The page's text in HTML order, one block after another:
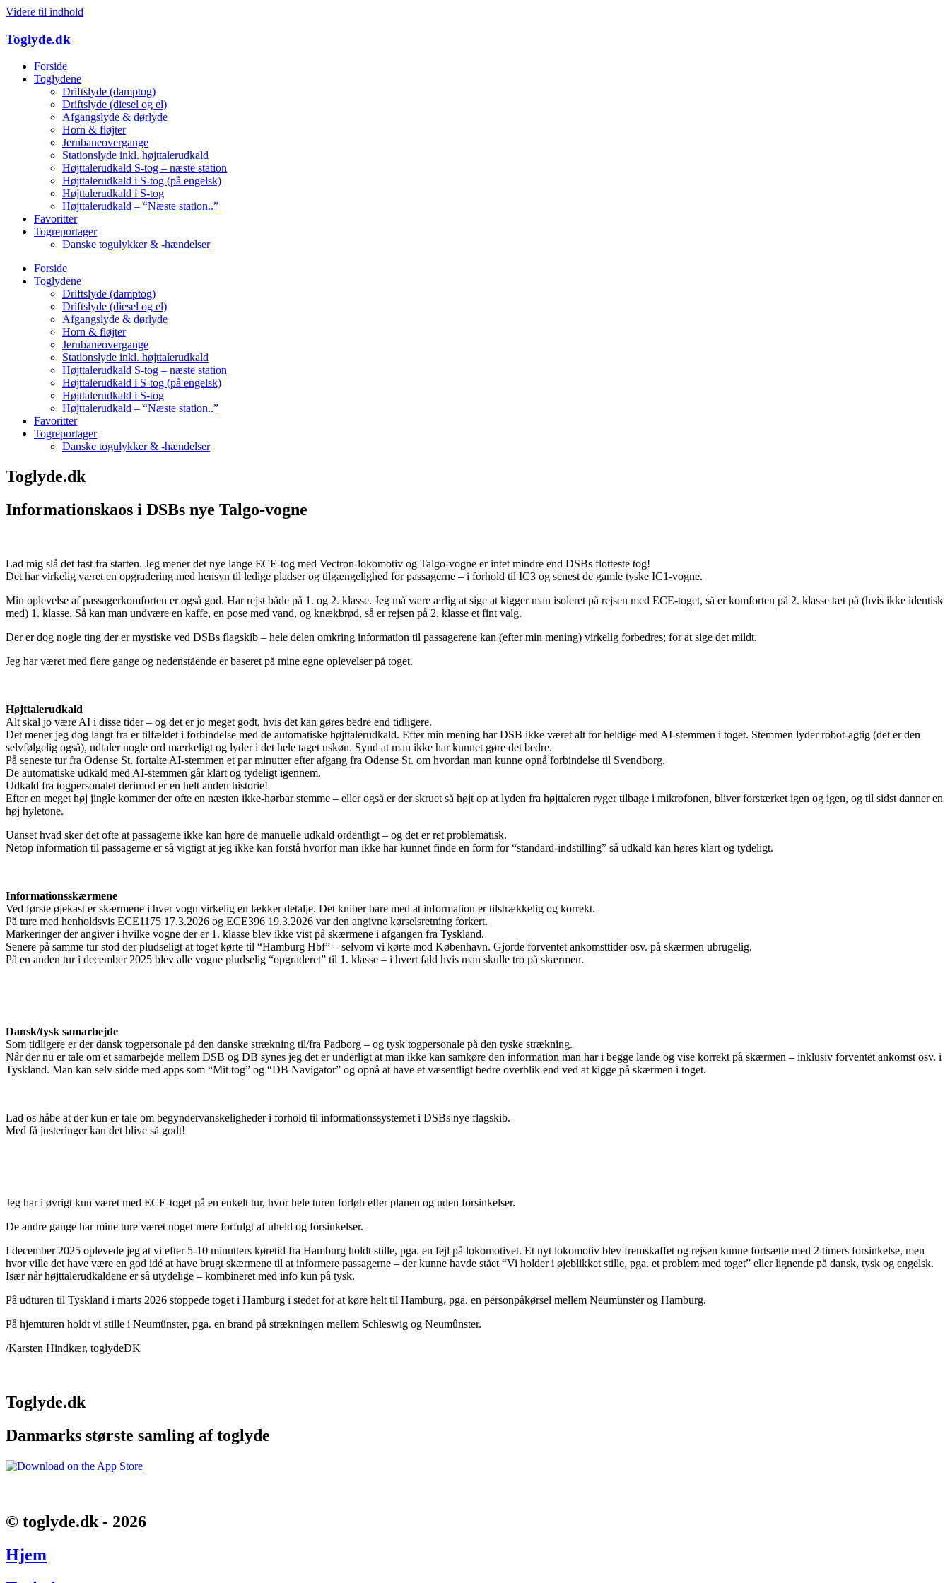
Videre til indhold
Toglyde.dk
Forside
Toglydene
Driftslyde (damptog)
Driftslyde (diesel og el)
Afgangslyde & dørlyde
Horn & fløjter
Jernbaneovergange
Stationslyde inkl. højttalerudkald
Højttalerudkald S-tog – næste station
Højttalerudkald i S-tog (på engelsk)
Højttalerudkald i S-tog
Højttalerudkald – “Næste station..”
Favoritter
Togreportager
Danske togulykker & -hændelser
Forside
Toglydene
Driftslyde (damptog)
Driftslyde (diesel og el)
Afgangslyde & dørlyde
Horn & fløjter
Jernbaneovergange
Stationslyde inkl. højttalerudkald
Højttalerudkald S-tog – næste station
Højttalerudkald i S-tog (på engelsk)
Højttalerudkald i S-tog
Højttalerudkald – “Næste station..”
Favoritter
Togreportager
Danske togulykker & -hændelser
Toglyde.dk
Informationskaos i DSBs nye Talgo-vogne
Lad mig slå det fast fra starten. Jeg mener det nye lange ECE-tog med Vectron-lokomotiv og Talgo-vogne er intet mindre end DSBs flotteste tog!
Det har virkelig været en opgradering med hensyn til ledige pladser og tilgængelighed for passagerne – i forhold til IC3 og senest de gamle tyske IC1-vogne.
Min oplevelse af passagerkomforten er også god. Har rejst både på 1. og 2. klasse. Jeg må være ærlig at sige at kigger man isoleret på rejsen med ECE-toget, så er komforten på 2. klasse tæt på (hvis ikke identisk
med) 1. klasse. Så kan man undvære en kaffe, en pose med vand, og knækbrød, så er rejsen på 2. klasse et fint valg.
Der er dog nogle ting der er mystiske ved DSBs flagskib – hele delen omkring information til passagerene kan (efter min mening) virkelig forbedres; for at sige det mildt.
Jeg har været med flere gange og nedenstående er baseret på mine egne oplevelser på toget.
Højttalerudkald
Alt skal jo være AI i disse tider – og det er jo meget godt, hvis det kan gøres bedre end tidligere.
Det mener jeg dog langt fra er tilfældet i forbindelse med de automatiske højttalerudkald. Efter min mening har DSB ikke været alt for heldige med AI-stemmen i toget. Stemmen lyder robot-agtig (det er den
selvfølgelig også), udtaler nogle ord mærkeligt og lyder i det hele taget uskøn. Synd at man ikke har kunnet gøre det bedre.
På seneste tur fra Odense St. fortalte AI-stemmen et par minutterefter afgang fra Odense St. om hvordan man kunne opnå forbindelse til Svendborg.
De automatiske udkald med AI-stemmen går klart og tydeligt igennem.
Udkald fra togpersonalet derimod er en helt anden historie!
Efter en meget høj jingle kommer der ofte en næsten ikke-hørbar stemme – eller også er der skruet så højt op at lyden fra højttaleren ryger tilbage i mikrofonen, bliver forstærket igen og igen, og til sidst danner en
høj hyletone.
Uanset hvad sker det ofte at passagerne ikke kan høre de manuelle udkald ordentligt – og det er ret problematisk.
Netop information til passagerne er så vigtigt at jeg ikke kan forstå hvorfor man ikke har kunnet finde en form for “standard-indstilling” så udkald kan høres klart og tydeligt.
Informationsskærmene
Ved første øjekast er skærmene i hver vogn virkelig en lækker detalje. Det kniber bare med at information er tilstrækkelig og korrekt.
På ture med henholdsvis ECE1175 17.3.2026 og ECE396 19.3.2026 var den angivne kørselsretning forkert.
Markeringer der angiver i hvilke vogne der er 1. klasse blev ikke vist på skærmene i afgangen fra Tyskland.
Senere på samme tur stod der pludseligt at toget kørte til “Hamburg Hbf” – selvom vi kørte mod København. Gjorde forventet ankomsttider osv. på skærmen ubrugelig.
På en anden tur i december 2025 blev alle vogne pludselig “opgraderet” til 1. klasse – i hvert fald hvis man skulle tro på skærmen.
Dansk/tysk samarbejde
Som tidligere er der dansk togpersonale på den danske strækning til/fra Padborg – og tysk togpersonale på den tyske strækning.
Når der nu er tale om et samarbejde mellem DSB og DB synes jeg det er underligt at man ikke kan samkøre den information man har i begge lande og vise korrekt på skærmen – inklusiv forventet ankomst osv. i
Tyskland. Man kan selv sidde med apps som “Mit tog” og “DB Navigator” og opnå at have et væsentligt bedre overblik end ved at kigge på skærmen i toget.
Lad os håbe at der kun er tale om begyndervanskeligheder i forhold til informationssystemet i DSBs nye flagskib.
Med få justeringer kan det blive så godt!
Jeg har i øvrigt kun været med ECE-toget på en enkelt tur, hvor hele turen forløb efter planen og uden forsinkelser.
De andre gange har mine ture været noget mere forfulgt af uheld og forsinkelser.
I december 2025 oplevede jeg at vi efter 5-10 minutters køretid fra Hamburg holdt stille, pga. en fejl på lokomotivet. Et nyt lokomotiv blev fremskaffet og rejsen kunne fortsætte med 2 timers forsinkelse, men
hvor ville det have være en god idé at have brugt skærmene til at informere passagerne – der kunne havde stået “Vi holder i øjeblikket stille, pga. et problem med toget” eller lignende på dansk, tysk og engelsk.
Især når højttalerudkaldene er så utydelige – kombineret med info kun på tysk.
På udturen til Tyskland i marts 2026 stoppede toget i Hamburg i stedet for at køre helt til Hamburg, pga. en personpåkørsel mellem Neumünster og Hamburg.
På hjemturen holdt vi stille i Neumünster, pga. en brand på strækningen mellem Schleswig og Neumûnster.
/Karsten Hindkær, toglydeDK
Toglyde.dk
Danmarks største samling af toglyde
© toglyde.dk - 2026
Hjem